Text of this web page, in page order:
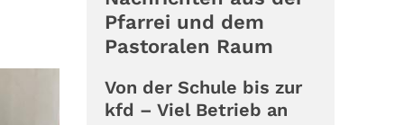
Pfarrei und dem
Pastoralen Raum
Von der Schule bis zur
kfd – Viel Betrieb an